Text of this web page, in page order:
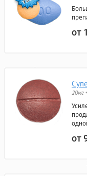
от
20мг
от